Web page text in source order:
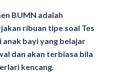
BUMN adalah
ribuan tipe soal Tes
bayi yang belajar
dan akan terbiasa bila
kencang.